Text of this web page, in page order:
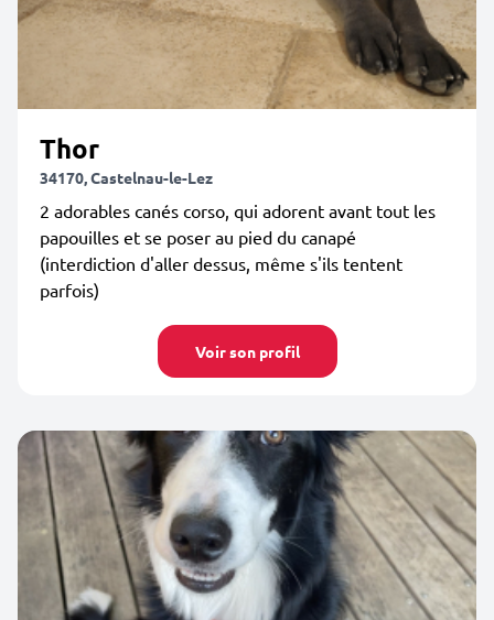
Thor
34170, Castelnau-le-Lez
2 adorables canés corso, qui adorent avant tout les
papouilles et se poser au pied du canapé
(interdiction d'aller dessus, même s'ils tentent
parfois)
Voir son profil